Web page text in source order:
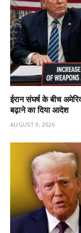
ईरान संघर्ष के बीच
बढ़ाने का दिया आदेश
AUGUST 9, 2026